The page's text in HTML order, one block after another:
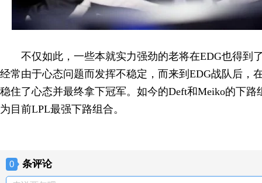
不仅如此，一些本就实力强劲的老将在EDG也得到
经常由于心态问题而发挥不稳定，而来到EDG战队后，
稳住了心态并最终拿下冠军。如今的Deft和Meiko的下
为目前LPL最强下路组合。
0 条评论